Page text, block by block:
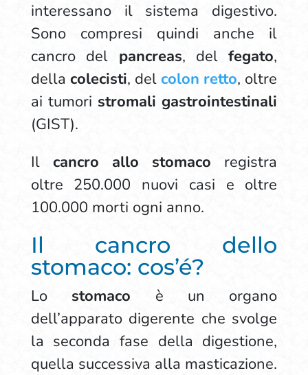
interessano il sistema digestivo.
Sono compresi quindi anche il
cancro del pancreas, delfegato,
della colecisti, delcolon retto, oltre
ai tumori stromali gastrointestinali
(GIST).
Il cancro allo stomaco registra
oltre 250.000 nuovi casi e oltre
100.000 morti ogni anno.
Il cancro dello
stomaco: cos’é?
Lo stomaco è un organo
dell’apparato digerente che svolge
la seconda fase della digestione,
quella successiva alla masticazione.